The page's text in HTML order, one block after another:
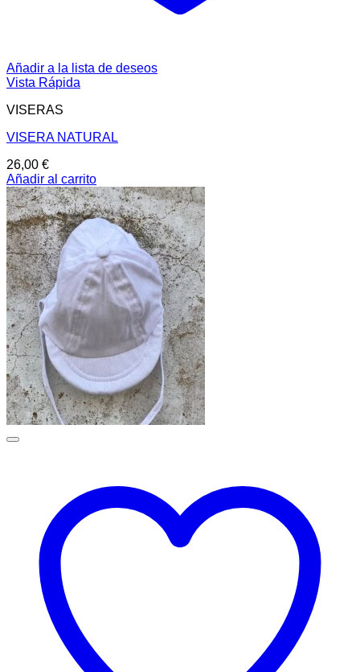
Añadir a la lista de deseos
Vista Rápida
VISERAS
VISERA NATURAL
26,00 €
Añadir al carrito